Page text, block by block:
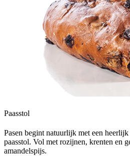
Paasstol
Pasen begint natuurlijk met een
paasstol. Vol met rozijnen, krenten en
amandelspijs.